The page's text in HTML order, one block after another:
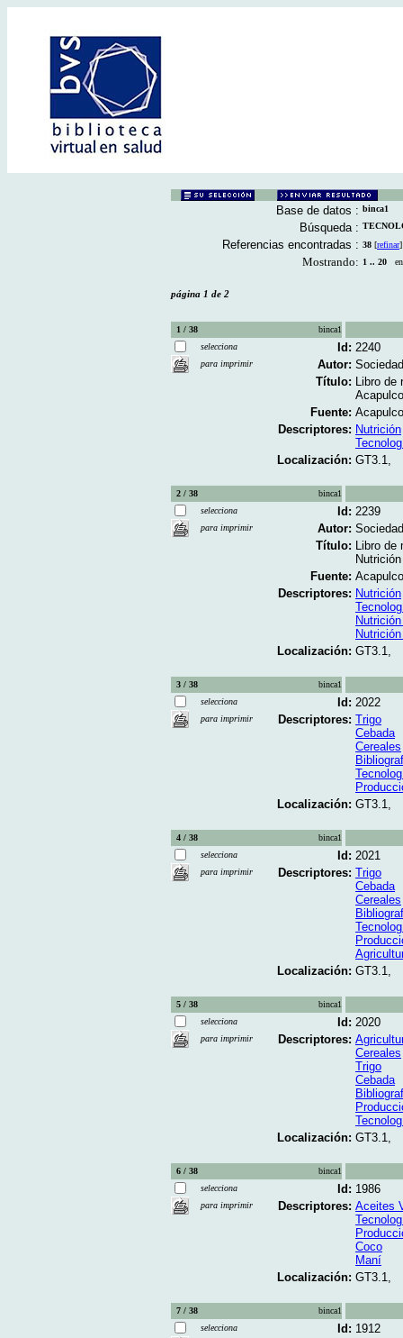
Base de datos : binca1
Búsqueda :
Referencias encontradas : 38 [refinar]
Mostrando: 1 .. 20 en
página 1 de 2
1 / 38
binca1
selecciona
para imprimir
Id: 2240
Autor:
Título: Libro de
Fuente:
Descriptores: Nutrición
Localización: GT3.1,
2 / 38
binca1
selecciona
para imprimir
Id: 2239
Autor:
Título: Libro de
Fuente:
Descriptores: Nutrición
Localización: GT3.1,
3 / 38
binca1
selecciona
para imprimir
Id: 2022
Descriptores: Trigo
Cebada
Cereales
Localización: GT3.1,
4 / 38
binca1
selecciona
para imprimir
Id: 2021
Descriptores: Trigo
Cebada
Cereales
Localización: GT3.1,
5 / 38
binca1
selecciona
para imprimir
Id: 2020
Descriptores:
Cereales
Trigo
Cebada
Localización: GT3.1,
6 / 38
binca1
selecciona
para imprimir
Id: 1986
Descriptores: Aceites
Coco
Maní
Localización: GT3.1,
7 / 38
binca1
selecciona
Id: 1912